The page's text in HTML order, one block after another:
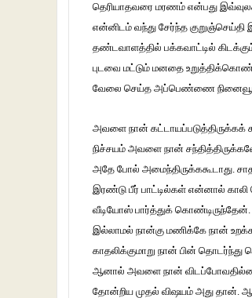
தெரியாதவரை மரணம் என்பது
என்னிடம் வந்து சேர்ந்த குறுஞ்செய்தி
தண்டவாளத்தில் பக்கவாட்டில்
புடவை மட்டும் மனதை
வேலை செய்த அப்பெண்ணை
அவளை நான் கட்டாயப்படுத்திருக்கக்
நிச்சயம் அவளை நான்
அதே போல் அமைந்திருக்ககூடாது.
இரண்டு பீர் பாட்டில்கள் என்னால்
வீடியோஸ் பார்த்துக் கொண்டிருந்தேன்.
இல்லாமல் நான்கு மணிக்கே நான்
காதலிக்குமாறு நான் பின்
ஆனால் அவளை நான் விடப்போவதில்லை
தோன்றிய முதல் விஷயம் அது தான்.